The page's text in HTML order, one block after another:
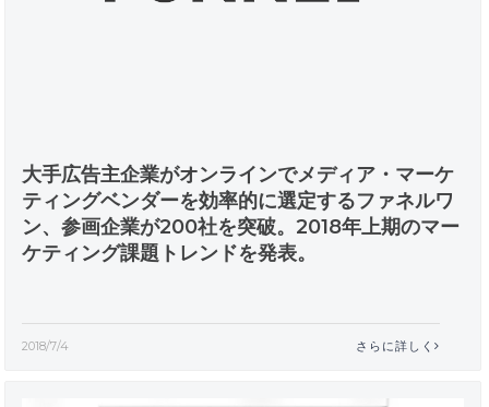
大手広告主企業がオンラインでメディア・マーケ
ティングベンダーを効率的に選定するファネルワ
ン、参画企業が200社を突破。2018年上期のマー
ケティング課題トレンドを発表。
2018/7/4 さらに詳しく